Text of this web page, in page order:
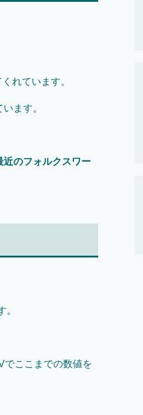
れています。
ます。
近のフォルクスワー
でここまでの数値を